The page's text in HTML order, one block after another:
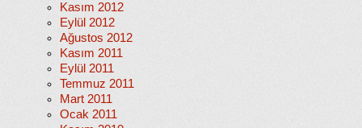
Kasım 2012
Eylül 2012
Ağustos 2012
Kasım 2011
Eylül 2011
Temmuz 2011
Mart 2011
Ocak 2011